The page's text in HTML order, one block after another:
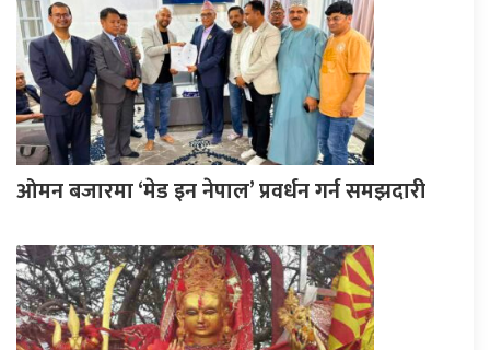
ओमन बजारमा ‘मेड इन नेपाल’ प्रवर्धन गर्न समझदारी